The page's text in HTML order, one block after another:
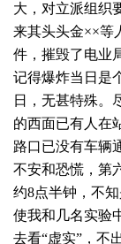
大，对立派组织
来其头头金××等
件，摧毁了电业
记得爆炸当日是
日，无甚特殊。
的西面已有人在
路口已没有车辆
不安和恐慌，第
约8点半钟，不
使我和几名实验
去看“虚实”，不